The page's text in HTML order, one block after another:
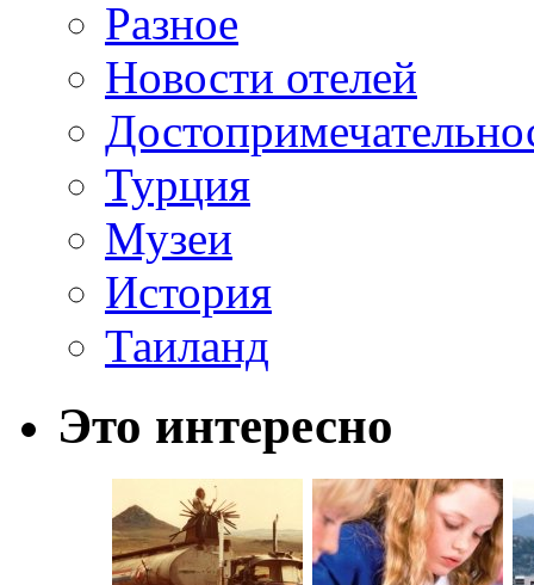
Разное
Новости отелей
Турция
Музеи
История
Таиланд
Это интересно